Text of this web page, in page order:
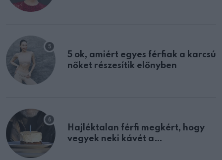
5 ok, amiért egyes férfiak a karcsú
nőket részesítik előnyben
Hajléktalan férfi megkért, hogy
vegyek neki kávét a